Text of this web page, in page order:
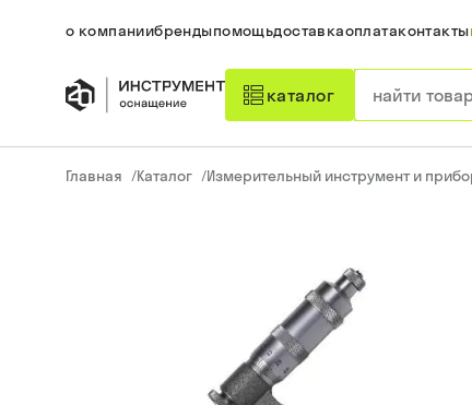
о компаниибрендыпомощьдоставкаоплатаконтакты
каталог
Главная /Каталог /Измерительный инструмент и